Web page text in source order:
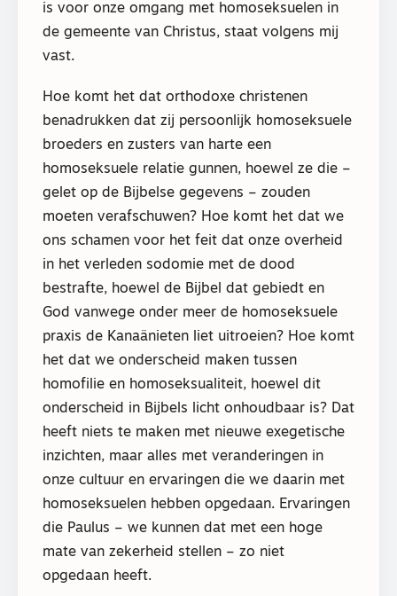
is voor onze omgang met homoseksuelen in
de gemeente van Christus, staat volgens mij
vast.
Hoe komt het dat orthodoxe christenen
benadrukken dat zij persoonlijk homoseksuele
broeders en zusters van harte een
homoseksuele relatie gunnen, hoewel ze die –
gelet op de Bijbelse gegevens – zouden
moeten verafschuwen? Hoe komt het dat we
ons schamen voor het feit dat onze overheid
in het verleden sodomie met de dood
bestrafte, hoewel de Bijbel dat gebiedt en
God vanwege onder meer de homoseksuele
praxis de Kanaänieten liet uitroeien? Hoe komt
het dat we onderscheid maken tussen
homofilie en homoseksualiteit, hoewel dit
onderscheid in Bijbels licht onhoudbaar is? Dat
heeft niets te maken met nieuwe exegetische
inzichten, maar alles met veranderingen in
onze cultuur en ervaringen die we daarin met
homoseksuelen hebben opgedaan. Ervaringen
die Paulus – we kunnen dat met een hoge
mate van zekerheid stellen – zo niet
opgedaan heeft.